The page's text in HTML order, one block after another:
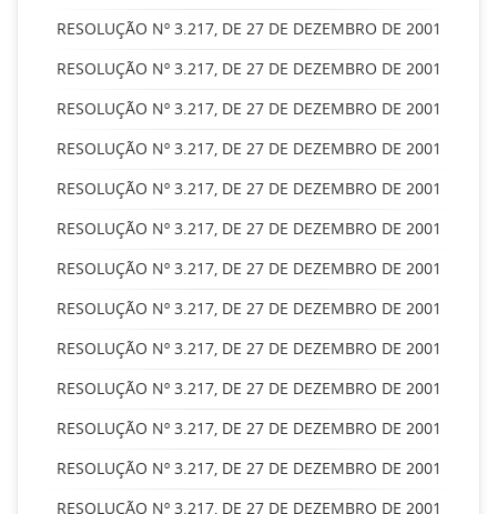
RESOLUÇÃO Nº 3.217, DE 27 DE DEZEMBRO DE 2001
RESOLUÇÃO Nº 3.217, DE 27 DE DEZEMBRO DE 2001
RESOLUÇÃO Nº 3.217, DE 27 DE DEZEMBRO DE 2001
RESOLUÇÃO Nº 3.217, DE 27 DE DEZEMBRO DE 2001
RESOLUÇÃO Nº 3.217, DE 27 DE DEZEMBRO DE 2001
RESOLUÇÃO Nº 3.217, DE 27 DE DEZEMBRO DE 2001
RESOLUÇÃO Nº 3.217, DE 27 DE DEZEMBRO DE 2001
RESOLUÇÃO Nº 3.217, DE 27 DE DEZEMBRO DE 2001
RESOLUÇÃO Nº 3.217, DE 27 DE DEZEMBRO DE 2001
RESOLUÇÃO Nº 3.217, DE 27 DE DEZEMBRO DE 2001
RESOLUÇÃO Nº 3.217, DE 27 DE DEZEMBRO DE 2001
RESOLUÇÃO Nº 3.217, DE 27 DE DEZEMBRO DE 2001
RESOLUÇÃO Nº 3.217, DE 27 DE DEZEMBRO DE 2001